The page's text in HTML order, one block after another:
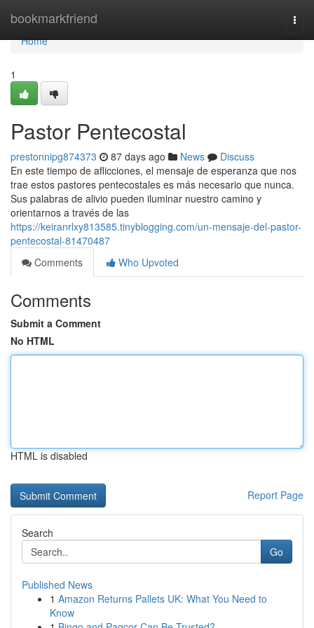
bookmarkfriend
Home
Home
1
Pastor Pentecostal
prestonnipg874373 87 days ago News
Discuss
En este tiempo de aflicciones, el mensaje de esperanza que nos
trae estos pastores pentecostales es más necesario que nunca.
Sus palabras de alivio pueden iluminar nuestro camino y
orientarnos a través de las
https://keiranrlxy813585.tinyblogging.com/un-mensaje-del-pastor-
pentecostal-81470487
Comments
Who Upvoted
Comments
Submit a Comment
No HTML
HTML is disabled
Report Page
Search
Go
Published News
1 Amazon Returns Pallets UK: What You Need to
Know